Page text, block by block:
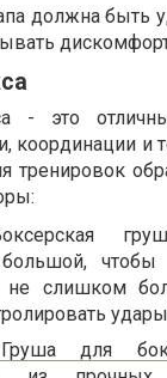
должна быть
- это
координации и
тренировок
большой,
не слишком
для